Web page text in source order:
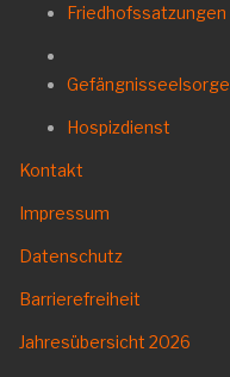
Friedhofssatzungen
Gefängnisseelsorge
Hospizdienst
Kontakt
Impressum
Datenschutz
Barrierefreiheit
Jahresübersicht 2026